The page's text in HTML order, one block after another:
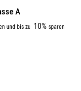
A
und bis zu 10% sparen